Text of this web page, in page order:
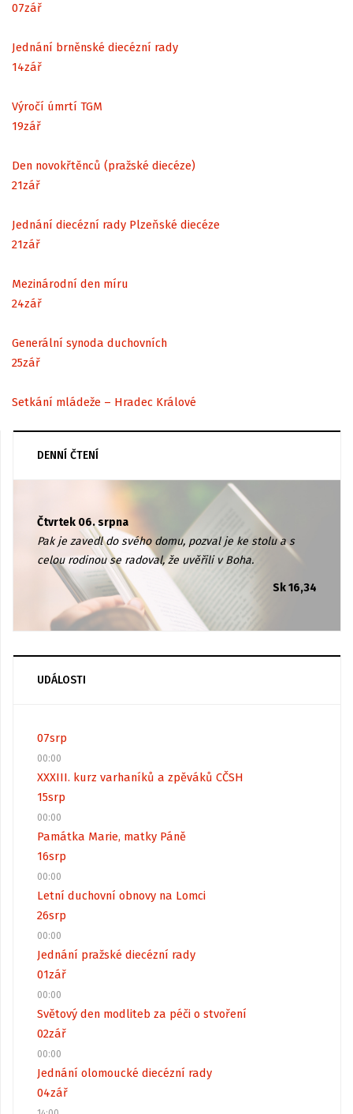
07zář
Jednání brněnské diecézní rady
14zář
Výročí úmrtí TGM
19zář
Den novokřtěnců (pražské diecéze)
21zář
Jednání diecézní rady Plzeňské diecéze
21zář
Mezinárodní den míru
24zář
Generální synoda duchovních
25zář
Setkání mládeže – Hradec Králové
DENNÍ ČTENÍ
Čtvrtek 06. srpna
Pak je zavedl do svého domu, pozval je ke stolu a s
celou rodinou se radoval, že uvěřili v Boha.
Sk 16,34
UDÁLOSTI
07srp
00:00
XXXIII. kurz varhaníků a zpěváků CČSH
15srp
00:00
Památka Marie, matky Páně
16srp
00:00
Letní duchovní obnovy na Lomci
26srp
00:00
Jednání pražské diecézní rady
01zář
00:00
Světový den modliteb za péči o stvoření
02zář
00:00
Jednání olomoucké diecézní rady
04zář